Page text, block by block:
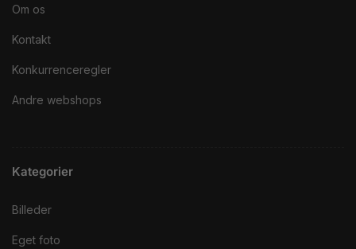
Om os
Kontakt
Konkurrenceregler
Andre webshops
Kategorier
Billeder
Eget foto